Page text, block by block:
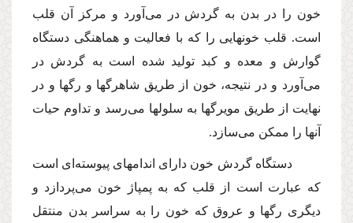
خون را در بدن به گردش در مى‌آورد و مركز آن قلب
است. قلب خونهایى را كه با فعالیت و هماهنگى دستگاه
گوارش و معده و كبد تولید شده است به گردش در
مى‌آورد و در نتیجه، خون از طریق شاهرگها و رگها و در
نهایت از طریق مویرگها به سلولها مى‌رسد و تداوم حیات
آنها را ممكن مى‌سازد.
دستگاه گردش خون داراى اندامهاى پیوسته‌اى است
كه عبارت است از قلب كه به پمپاژ خون مى‌پردازد و
دیگرى رگها و عروق كه خون را به سراسر بدن منتقل